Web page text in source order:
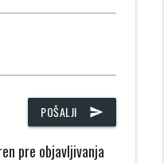
POŠALJI send
pre objavljivanja